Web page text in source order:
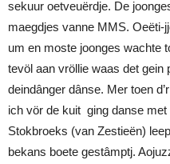
sekuur oetveuërdje. De
maegdjes vanne MMS. Oeëti-
um en moste joonges wachte
tevöl aan vröllie waas det gein
deindânger dânse. Mer toen
ich vör de kuit ging danse
Stokbroeks (van Zestieën)
bekans boete gestâmptj.